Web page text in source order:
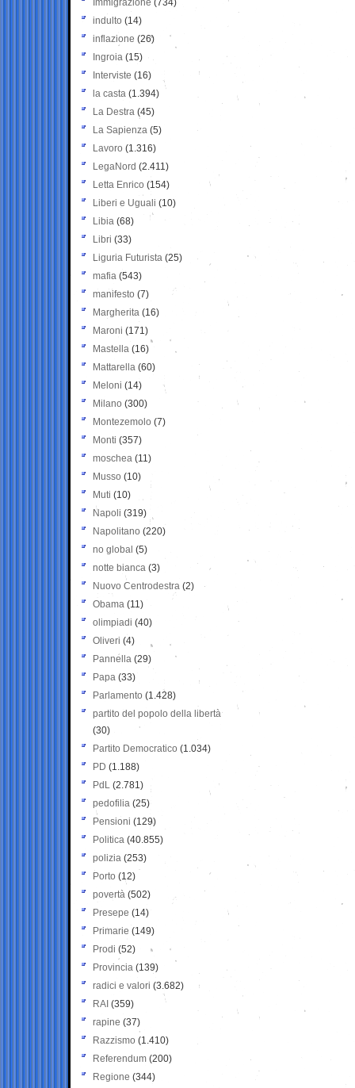
Immigrazione (734)
indulto (14)
inflazione (26)
Ingroia (15)
Interviste (16)
la casta (1.394)
La Destra (45)
La Sapienza (5)
Lavoro (1.316)
LegaNord (2.411)
Letta Enrico (154)
Liberi e Uguali (10)
Libia (68)
Libri (33)
Liguria Futurista (25)
mafia (543)
manifesto (7)
Margherita (16)
Maroni (171)
Mastella (16)
Mattarella (60)
Meloni (14)
Milano (300)
Montezemolo (7)
Monti (357)
moschea (11)
Musso (10)
Muti (10)
Napoli (319)
Napolitano (220)
no global (5)
notte bianca (3)
Nuovo Centrodestra (2)
Obama (11)
olimpiadi (40)
Oliveri (4)
Pannella (29)
Papa (33)
Parlamento (1.428)
partito del popolo della libertà
(30)
Partito Democratico (1.034)
PD (1.188)
PdL (2.781)
pedofilia (25)
Pensioni (129)
Politica (40.855)
polizia (253)
Porto (12)
povertà (502)
Presepe (14)
Primarie (149)
Prodi (52)
Provincia (139)
radici e valori (3.682)
RAI (359)
rapine (37)
Razzismo (1.410)
Referendum (200)
Regione (344)